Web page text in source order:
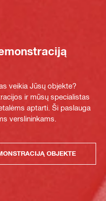
veikia Jūsų objekte?
ir mūsų specialistas
aptarti. Ši paslauga
verslininkams.
OBJEKTE